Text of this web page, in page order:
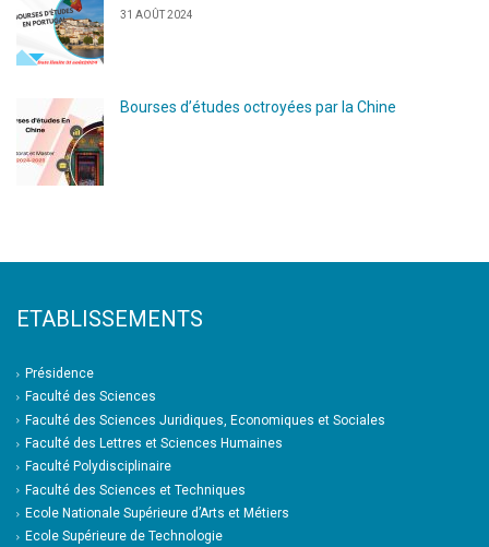
31 AOÛT 2024
Bourses d’études octroyées par la Chine
ETABLISSEMENTS
Présidence
Faculté des Sciences
Faculté des Sciences Juridiques, Economiques et Sociales
Faculté des Lettres et Sciences Humaines
Faculté Polydisciplinaire
Faculté des Sciences et Techniques
Ecole Nationale Supérieure d’Arts et Métiers
Ecole Supérieure de Technologie